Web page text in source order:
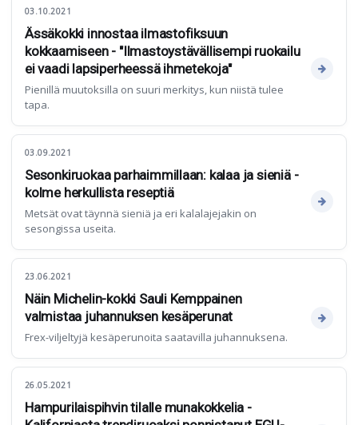
03.10.2021
Ässäkokki innostaa ilmastofiksuun
kokkaamiseen - "Ilmastoystävällisempi ruokailu
ei vaadi lapsiperheessä ihmetekoja"
Pienillä muutoksilla on suuri merkitys, kun niistä tulee
tapa.
03.09.2021
Sesonkiruokaa parhaimmillaan: kalaa ja sieniä -
kolme herkullista reseptiä
Metsät ovat täynnä sieniä ja eri kalalajejakin on
sesongissa useita.
23.06.2021
Näin Michelin-kokki Sauli Kemppainen
valmistaa juhannuksen kesäperunat
Frex-viljeltyjä kesäperunoita saatavilla juhannuksena.
26.05.2021
Hampurilaispihvin tilalle munakokkelia -